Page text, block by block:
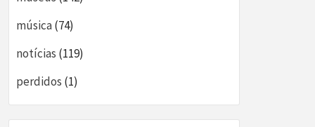
música(74)
notícias (119)
perdidos (1)